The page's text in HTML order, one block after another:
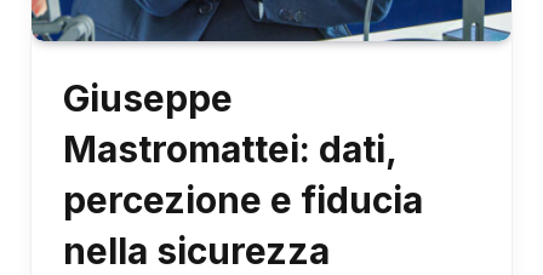
Giuseppe
Mastromattei: dati,
percezione e fiducia
nella sicurezza